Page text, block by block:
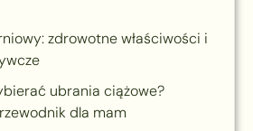
zdrowotne właściwości i
ubrania ciążowe?
dla mam